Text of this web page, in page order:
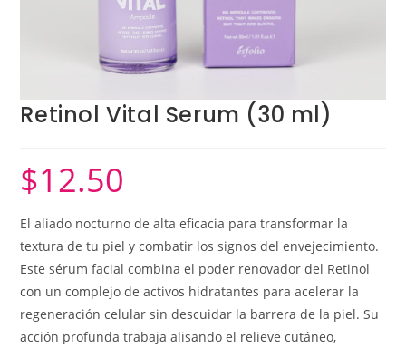
Retinol Vital Serum (30 ml)
$12.50
El aliado nocturno de alta eficacia para transformar la
textura de tu piel y combatir los signos del envejecimiento.
Este sérum facial combina el poder renovador del Retinol
con un complejo de activos hidratantes para acelerar la
regeneración celular sin descuidar la barrera de la piel. Su
acción profunda trabaja alisando el relieve cutáneo,